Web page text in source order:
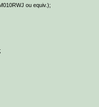
ou equiv.);